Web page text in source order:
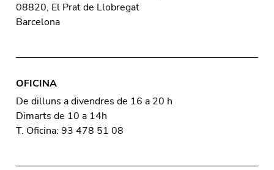
08820, El Prat de Llobregat
Barcelona
OFICINA
De dilluns a divendres de 16 a 20 h
Dimarts de 10 a 14h
T. Oficina: 93 478 51 08